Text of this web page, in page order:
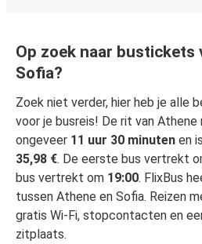
Op zoek naar bustickets
Sofia?
Zoek niet verder, hier heb je alle
voor je busreis! De rit van Athene
ongeveer 11 uur 30 minuten en
35,98 €. De eerste bus vertrekt
bus vertrekt om 19:00. FlixBus
tussen Athene en Sofia. Reizen
gratis Wi-Fi, stopcontacten en
zitplaats.